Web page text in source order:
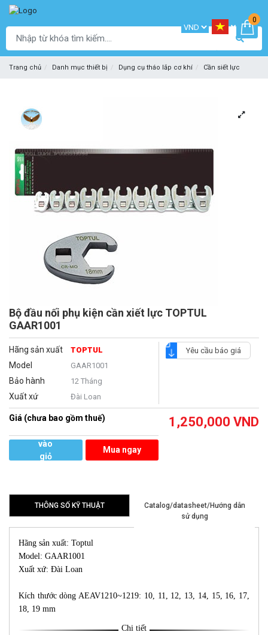
0
Trang chủ Danh mục thiết bị Dụng cụ tháo lắp cơ khí Cần siết lực
Bộ đầu nối phụ kiện cần xiết lực TOPTUL
GAAR1001
Hãng sản xuất TOPTUL
Model GAAR1001
Bảo hành 12 Tháng
Xuất xứ Đài Loan
Yêu cầu báo giá
Giá (chưa bao gồm thuế) 1,250,000 VND
vào
giỏ
Mua ngay
THÔNG SỐ KỸ THUẬT
Catalog/datasheet/Hướng dẫn
sử dụng
Hãng sản xuất: Toptul
Model: GAAR1001
Xuất xứ: Ðài Loan
Kích thước dòng AEAV1210~1219: 10, 11, 12, 13, 14, 15, 16, 17,
18, 19 mm
Chi tiết